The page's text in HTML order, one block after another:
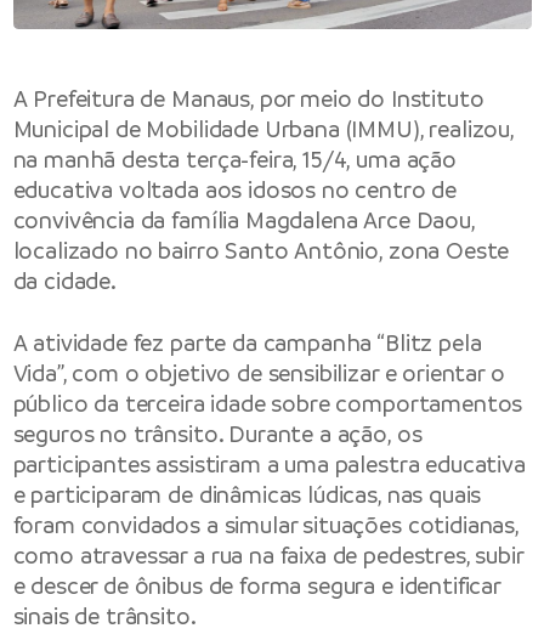
A Prefeitura de Manaus, por meio do Instituto
Municipal de Mobilidade Urbana (IMMU), realizou,
na manhã desta terça-feira, 15/4, uma ação
educativa voltada aos idosos no centro de
convivência da família Magdalena Arce Daou,
localizado no bairro Santo Antônio, zona Oeste
da cidade.
A atividade fez parte da campanha “Blitz pela
Vida”, com o objetivo de sensibilizar e orientar o
público da terceira idade sobre comportamentos
seguros no trânsito. Durante a ação, os
participantes assistiram a uma palestra educativa
e participaram de dinâmicas lúdicas, nas quais
foram convidados a simular situações cotidianas,
como atravessar a rua na faixa de pedestres, subir
e descer de ônibus de forma segura e identificar
sinais de trânsito.